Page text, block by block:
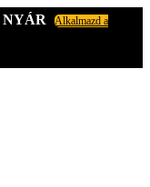
NYÁR
Alkalmazd a